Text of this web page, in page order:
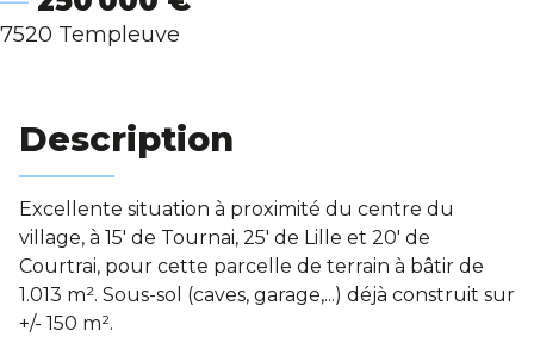
Blog
7520 Templeuve
Description
Excellente situation à proximité du centre du
village, à 15' de Tournai, 25' de Lille et 20' de
Courtrai, pour cette parcelle de terrain à bâtir de
1.013 m². Sous-sol (caves, garage,...) déjà construit sur
+/- 150 m².